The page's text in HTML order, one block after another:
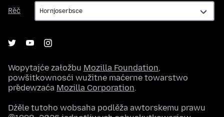
Rěč
Rěč
Wopytajće załožbu Mozilla Foundation,
powšitkownosći wužitne maćerne towarstwo
předewzaća Mozilla Corporation.
Dźěle tutoho wobsaha podlěža awtorskemu prawu